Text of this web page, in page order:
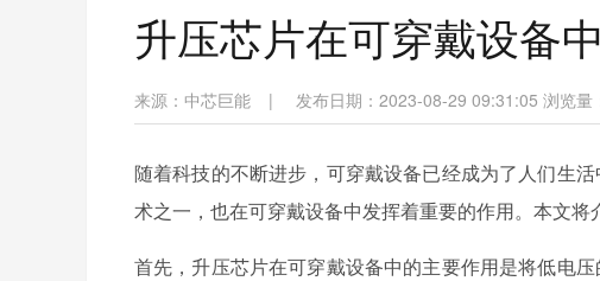
升压芯片在可穿戴设备
来源： 中芯巨能 | 发布日期：2023-08-29 09:31:05 浏览量
随着科技的不断进步，可穿戴设备已经成为了人们生
术之一，也在可穿戴设备中发挥着重要的作用。本文将
首先，升压芯片在可穿戴设备中的主要作用是将低电